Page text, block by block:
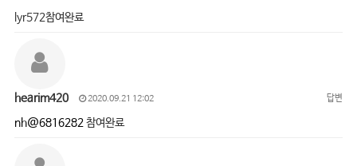
lyr572참여완료
hearim420 2020.09.21 12:02 답변
nh@6816282참여완료